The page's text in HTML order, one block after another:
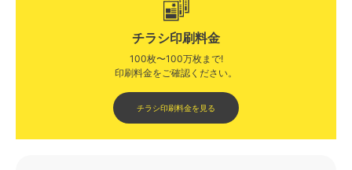
チラシ印刷料金
100枚〜100万枚まで!
印刷料金をご確認ください。​
チラシ印刷料金を見る